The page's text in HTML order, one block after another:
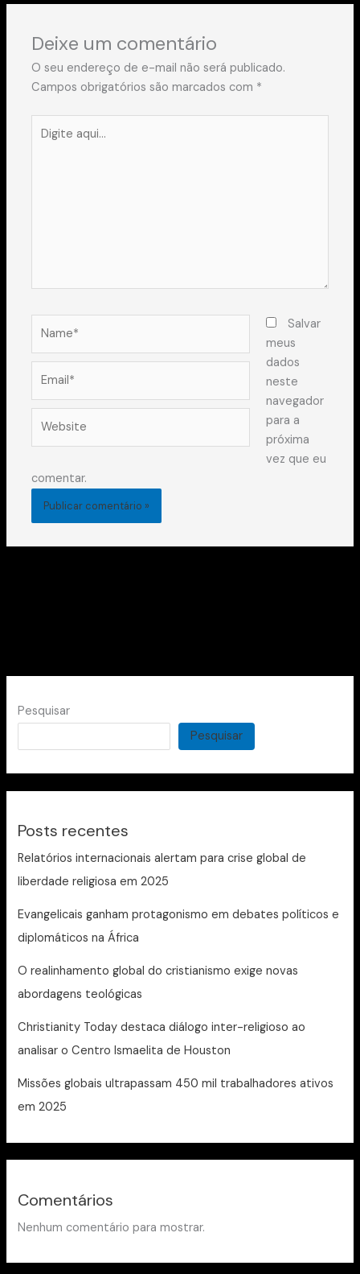
Deixe um comentário
O seu endereço de e-mail não será publicado.
Campos obrigatórios são marcados com *
aqui...
Salvar
meus
dados
neste
navegador
para a
próxima
vez que eu
comentar.
Pesquisar
Pesquisar
Posts recentes
Relatórios internacionais alertam para crise global de
liberdade religiosa em 2025
Evangelicais ganham protagonismo em debates políticos e
diplomáticos na África
O realinhamento global do cristianismo exige novas
abordagens teológicas
Christianity Today destaca diálogo inter-religioso ao
analisar o Centro Ismaelita de Houston
Missões globais ultrapassam 450 mil trabalhadores ativos
em 2025
Comentários
Nenhum comentário para mostrar.